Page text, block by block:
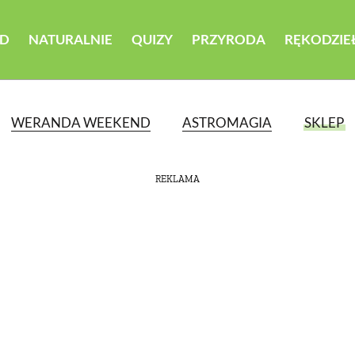
NATURALNIE QUIZY PRZYRODA
WERANDA WEEKEND ASTROMAGIA SKLEP
REKLAMA